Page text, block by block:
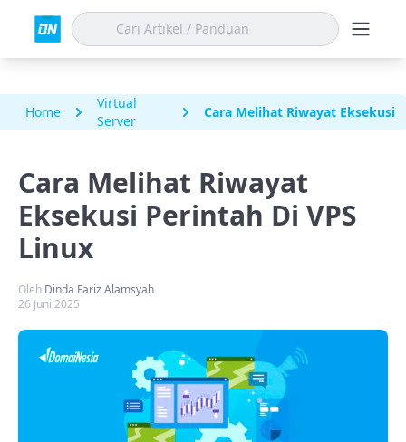
Home
Virtual
Server
Cara Melihat Riwayat Eksekusi
Cara Melihat Riwayat
Eksekusi Perintah Di VPS
Linux
Oleh Dinda Fariz Alamsyah
26 Juni 2025